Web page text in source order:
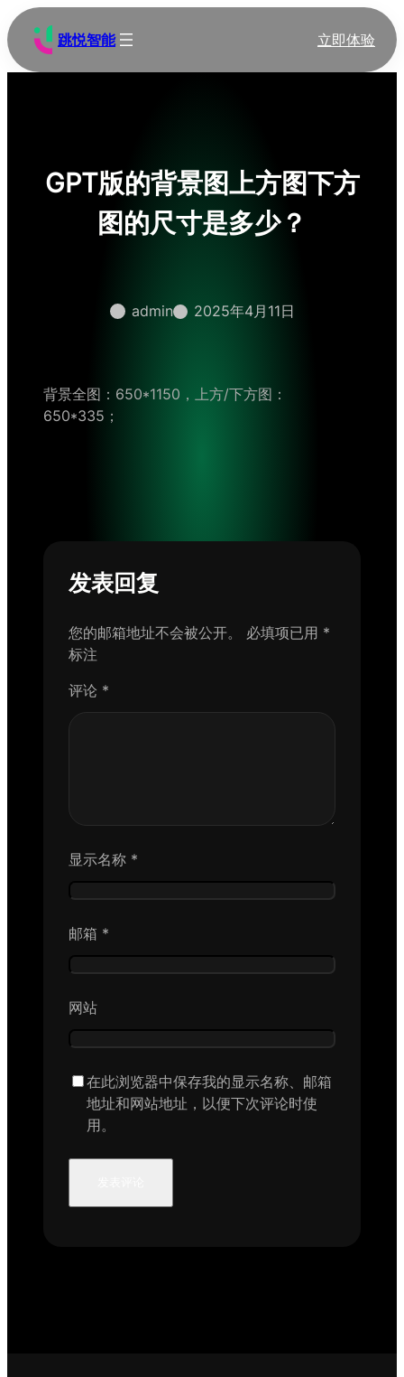
跳
至
内
跳悦智能 立即体验
GPT版的背景图上方图下方
图的尺寸是多少？
admin 2025年4月11日
背景全图：650*1150，上方/下方图：
650*335；
发表回复
您的邮箱地址不会被公开。 必填项已用 *
标注
评论 *
显示名称 *
邮箱 *
网站
在此浏览器中保存我的显示名称、邮箱
地址和网站地址，以便下次评论时使
用。